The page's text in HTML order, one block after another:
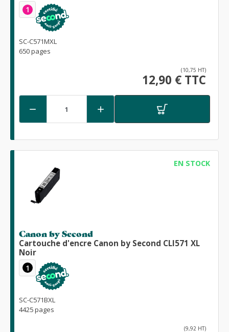
1
SC-C571MXL
650 pages
(10,75 HT)
12,90 € TTC
 
EN STOCK
Canon by Second
Cartouche d'encre Canon by Second CLI571 XL
Noir
1
SC-C571BXL
4425 pages
(9,92 HT)